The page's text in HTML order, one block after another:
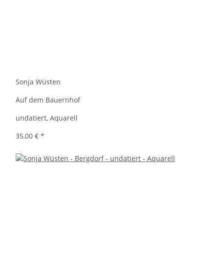
Sonja Wüsten
Auf dem Bauernhof
undatiert, Aquarell
35,00 € *